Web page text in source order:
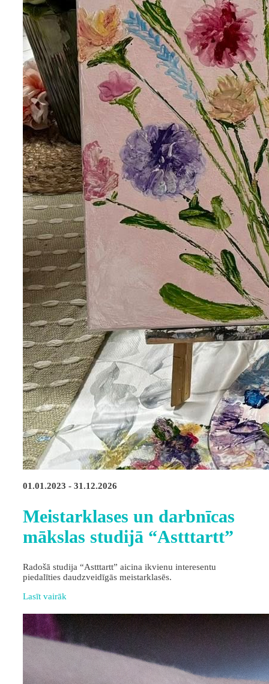
01.01.2023 - 31.12.2026
Meistarklases un darbnīcas
mākslas studijā “Astttartt”
Radošā studija “Astttartt” aicina ikvienu interesentu
piedalīties daudzveidīgās meistarklasēs.
Lasīt vairāk